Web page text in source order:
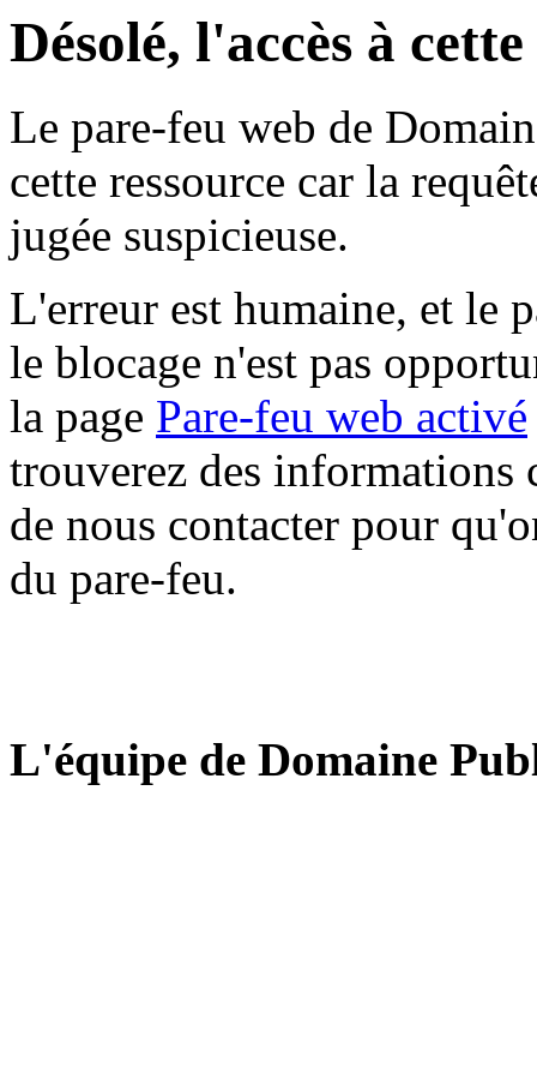
Désolé, l'accès à
Le pare-feu web de
cette ressource car la
jugée suspicieuse.
L'erreur est humaine, et le
le blocage n'est pas
la page Pare-feu web activé
trouverez des informations
de nous contacter pour
du pare-feu.
L'équipe de Domaine